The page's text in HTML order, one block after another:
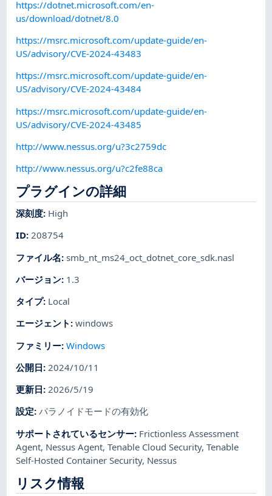
https://dotnet.microsoft.com/en-
us/download/dotnet/8.0
https://msrc.microsoft.com/update-guide/en-
US/advisory/CVE-2024-43483
https://msrc.microsoft.com/update-guide/en-
US/advisory/CVE-2024-43484
https://msrc.microsoft.com/update-guide/en-
US/advisory/CVE-2024-43485
http://www.nessus.org/u?3c2759dc
http://www.nessus.org/u?c2fe88ca
プラグインの詳細
深刻度: High
ID:208754
ファイル名:smb_nt_ms24_oct_dotnet_core_sdk.nasl
バージョン: 1.3
タイプ: Local
エージェント :windows
ファミリー:Windows
公開日: 2024/10/11
更新日:2026/5/19
設定:パラノイドモードの有効化
サポートされているセンサー: Frictionless Assessment
Agent, Nessus Agent,Tenable Cloud Security,Tenable
Self-Hosted Container Security, Nessus
リスク情報